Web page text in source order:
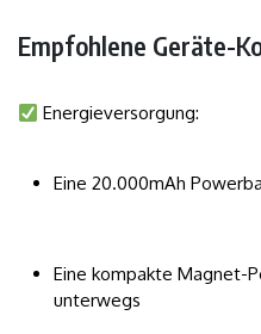
Empfohlene Geräte-
Energieversorgung:
Eine 20.000mAh
Eine kompakte Magnet-
unterwegs